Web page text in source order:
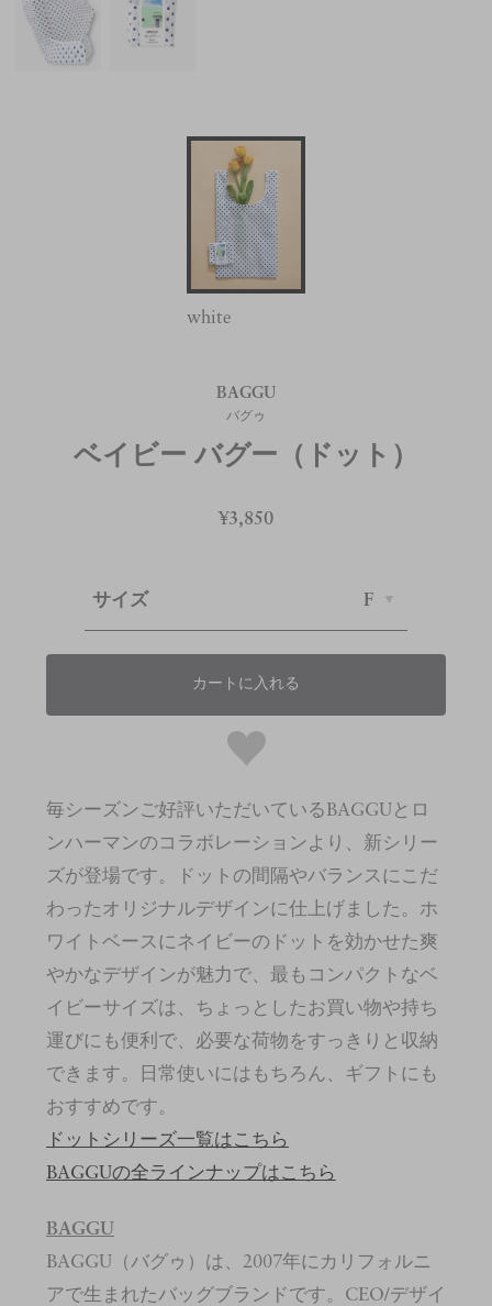
white
BAGGU
バグゥ
ベイビー バグー（ドット）
¥3,850
サイズ F
カートに入れる
毎シーズンご好評いただいているBAGGUとロ
ンハーマンのコラボレーションより、新シリー
ズが登場です。ドットの間隔やバランスにこだ
わったオリジナルデザインに仕上げました。ホ
ワイトベースにネイビーのドットを効かせた爽
やかなデザインが魅力で、最もコンパクトなベ
イビーサイズは、ちょっとしたお買い物や持ち
運びにも便利で、必要な荷物をすっきりと収納
できます。日常使いにはもちろん、ギフトにも
おすすめです。
ドットシリーズ一覧はこちら
BAGGUの全ラインナップはこちら
BAGGU
BAGGU（バグゥ）は、2007年にカリフォルニ
アで生まれたバッグブランドです。CEO/デザイ